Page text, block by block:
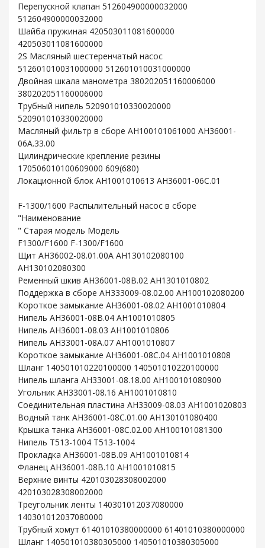
Перепускной клапан 512604900000032000
512604900000032000
Шайба пружиная 420503011081600000
420503011081600000
2S Масляный шестеренчатый насос
512601010031000000 512601010031000000
Двойная шкала манометра 380202051160006000
380202051160006000
Трубный нипель 520901010330020000
520901010330020000
Масляный фильтр в сборе AH100101061000 AH36001-
06A.33.00
Цилиндрические крепление резины
170506010100609000 609(680)
Локационной блок AH1001010613 AH36001-06C.01
F-1300/1600 Распылительный насос в сборе
"Наименование
" Старая модель Модель
F1300/F1600 F-1300/F1600
Щит AH36002-08.01.00A AH130102080100
AH130102080300
Ременный шкив AH36001-08B.02 AH1301010802
Поддержка в сборе AH333009-08.02.00 AH100102080200
Короткое замыкание AH36001-08.02 AH1001010804
Нипель AH36001-08B.04 AH1001010805
Нипель AH36001-08.03 AH1001010806
Нипель AH33001-08A.07 AH1001010807
Короткое замыкание AH36001-08C.04 AH1001010808
Шланг 140501010220100000 140501010220100000
Нипель шланга AH33001-08.18.00 AH100101080900
Угольник AH33001-08.16 AH1001010810
Соединительная пластина AH33009-08.03 AH1001020803
Водный танк AH36001-08C.01.00 AH130101080400
Крышка танка AH36001-08C.02.00 AH100101081300
Нипель T513-1004 T513-1004
Прокладка AH36001-08B.09 AH1001010814
Фланец AH36001-08B.10 AH1001010815
Верхние винты 420103028308002000
420103028308002000
Треугольник ленты 140301012037080000
140301012037080000
Трубный хомут 61401010380000000 61401010380000000
Шланг 140501010380305000 140501010380305000